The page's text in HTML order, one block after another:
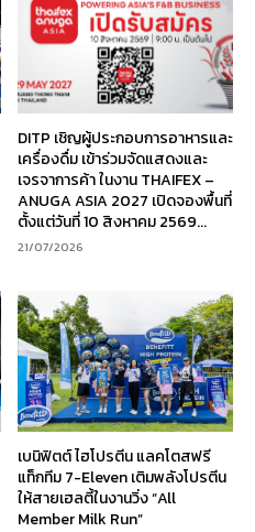
DITP เชิญผู้ประกอบการอาหารและ
เครื่องดื่ม เข้าร่วมจัดแสดงและ
เจรจาการค้า ในงาน THAIFEX –
ANUGA ASIA 2027 เปิดจองพื้นที่
ตั้งแต่วันที่ 10 สิงหาคม 2569...
21/07/2026
เบนิฟิตต์ ไฮโปรตีน แลคโตสฟรี
แท็กทีม 7-Eleven เติมพลังโปรตีน
ให้สายเฮลตี้ในงานวิ่ง “All
Member Milk Run”